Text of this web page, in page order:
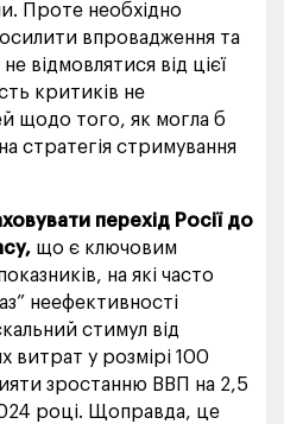
Проте необхідно
впровадження та
відмовлятися від цієї
критиків не
щодо того, як могла б
стратегія стримування
перехід Росії до
що є ключовим
на які часто
неефективності
стимул від
витрат у розмірі 100
зростанню ВВП на 2,5
році. Щоправда, це